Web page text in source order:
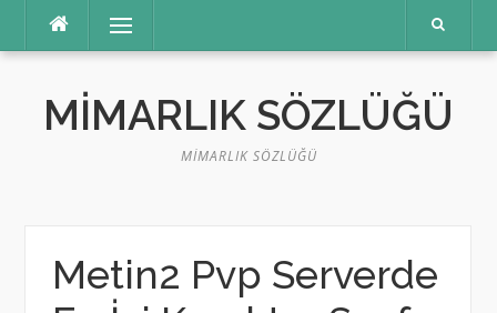
Menü
MIMARLIK SÖZLÜĞÜ
MIMARLIK SÖZLÜĞÜ
Metin2 Pvp Serverde